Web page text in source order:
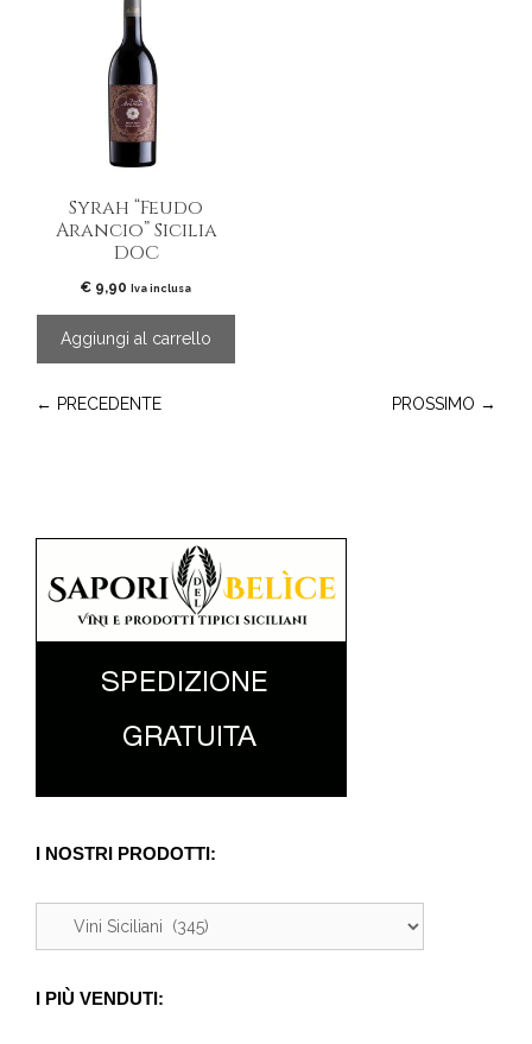
Syrah “Feudo
Arancio” Sicilia
DOC
€ 9,90 Iva inclusa
Aggiungi al carrello
← PRECEDENTE PROSSIMO →
I NOSTRI PRODOTTI:
I PIÙ VENDUTI: